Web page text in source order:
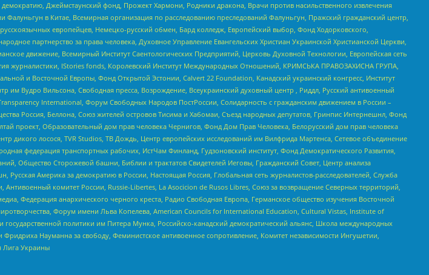
Джеймстаунский фонд, Прожект Хармони, Родники дракона, Врачи против насильственного извлечения
в Китае, Всемирная организация по расследованию преследований Фалуньгун, Пражский гражданский центр,
европейцев, Немецко-русский обмен, Бард колледж, Европейский выбор, Фонд Ходорковского,
партнерство за права человека, Духовное Управление Евангельских Христиан Украинской Христианской Церкви,
движение, Всемирный Институт Саентологических Предприятий, Церковь Духовной Технологии, Европейская сеть
IStories fonds, Королевский Институт Международных Отношений, КРИМСЬКА ПРАВОЗАХИСНА ГРУПА,
и Восточной Европы, Фонд Открытой Эстонии, Calvert 22 Foundation, Канадский украинский конгресс, Институт
Вудро Вильсона, Свободная пресса, Возрождение, Всеукраинский духовный центр , Риддл, Русский антивоенный
International, Форум Свободных Народов ПостРоссии, Солидарность с гражданским движением в России –
Россия, Беллона, Союз жителей островов Тисима и Хабомаи, Съезд народных депутатов, Гринпис Интернешнл, Фонд
проект, Образовательный дом прав человека Чернигов, Фонд Дом Прав Человека, Белорусский дом прав человека
дикого лосося, TVR Studios, ТВ Дождь, Центр европейских исследований им Вилфрида Мартенса, Сетевое объединение
федерация транспортных рабочих, ИстЧам Финланд, Гудзоновский институт, Фонд Демократического Развития,
Общество Сторожевой башни, Библии и трактатов Свидетелей Иеговы, Гражданский Совет, Центр анализа
Америка за демократию в России, Настоящая Россия, Глобальная сеть журналистов-расследователей, Служба
комитет России, Russie-Libertes, La Asocicion de Rusos Libres, Союз за возвращение Северных территорий,
Федерация анархического черного креста, Радио Свободная Европа, Германское общество изучения Восточной
Форум имени Льва Копелева, American Councils for International Education, Cultural Vistas, Institute of
политики им Питера Мунка, Российско-канадский демократический альянс, Школа международных
Науманна за свободу, Феминистское антивоенное сопротивление, Комитет независимости Ингушетии,
Лига Украины